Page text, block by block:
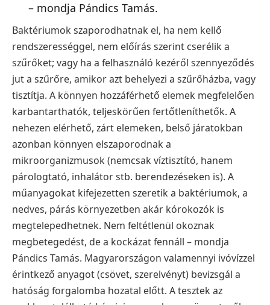
– mondja Pándics Tamás.
Baktériumok szaporodhatnak el, ha nem kellő
rendszerességgel, nem előírás szerint cserélik a
szűrőket; vagy ha a felhasználó kezéről szennyeződés
jut a szűrőre, amikor azt behelyezi a szűrőházba, vagy
tisztítja. A könnyen hozzáférhető elemek megfelelően
karbantarthatók, teljeskörűen fertőtleníthetők. A
nehezen elérhető, zárt elemeken, belső járatokban
azonban könnyen elszaporodnak a
mikroorganizmusok (nemcsak víztisztító, hanem
párologtató, inhalátor stb. berendezéseken is). A
műanyagokat kifejezetten szeretik a baktériumok, a
nedves, párás környezetben akár kórokozók is
megtelepedhetnek. Nem feltétlenül okoznak
megbetegedést, de a kockázat fennáll – mondja
Pándics Tamás. Magyarországon valamennyi ivóvízzel
érintkező anyagot (csövet, szerelvényt) bevizsgál a
hatóság forgalomba hozatal előtt. A tesztek az